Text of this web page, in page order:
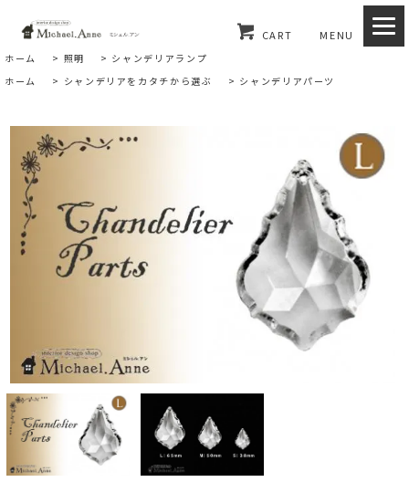
CART MENU
ホーム > 照明 > シャンデリアランプ
ホーム
> シャンデリアをカタチから選ぶ > シャンデリアパーツ